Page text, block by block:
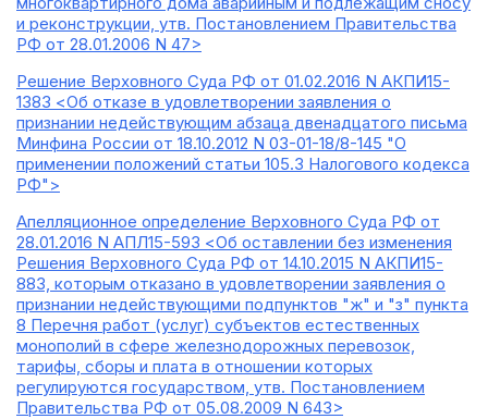
и реконструкции, утв. Постановлением Правительства
РФ от 28.01.2006 N 47>
Решение Верховного Суда РФ от 01.02.2016 N АКПИ15-
1383 <Об отказе в удовлетворении заявления о
признании недействующим абзаца двенадцатого письма
Минфина России от 18.10.2012 N 03-01-18/8-145 "О
применении положений статьи 105.3 Налогового кодекса
РФ">
Апелляционное определение Верховного Суда РФ от
28.01.2016 N АПЛ15-593 <Об оставлении без изменения
Решения Верховного Суда РФ от 14.10.2015 N АКПИ15-
883, которым отказано в удовлетворении заявления о
признании недействующими подпунктов "ж" и "з" пункта
8 Перечня работ (услуг) субъектов естественных
монополий в сфере железнодорожных перевозок,
тарифы, сборы и плата в отношении которых
регулируются государством, утв. Постановлением
Правительства РФ от 05.08.2009 N 643>